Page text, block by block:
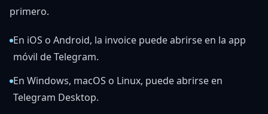
primero.
En iOS o Android, la invoice puede abrirse en la app
móvil de Telegram.
En Windows, macOS o Linux, puede abrirse en
Telegram Desktop.